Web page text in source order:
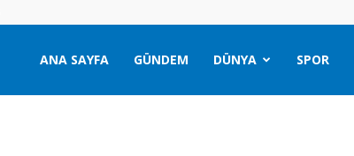
ANA SAYFA GÜNDEM DÜNYA SPOR